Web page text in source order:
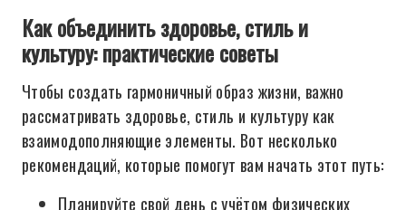
Как объединить здоровье, стиль и
культуру: практические советы
Чтобы создать гармоничный образ жизни, важно
рассматривать здоровье, стиль и культуру как
взаимодополняющие элементы. Вот несколько
рекомендаций, которые помогут вам начать этот путь:
Планируйте свой день с учётом физических